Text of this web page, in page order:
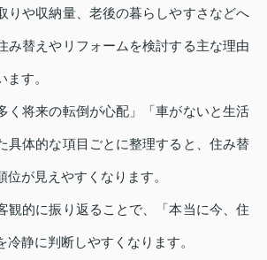
りや収納量、老後の暮らしやすさなどへ
み替えやリフォームを検討する主な理由
す。
く将来の転倒が心配」「車がないと生活
具体的な項目ごとに整理すると、住み替
位が見えやすくなります。
観的に振り返ることで、「本当に今、住
静に判断しやすくなります。